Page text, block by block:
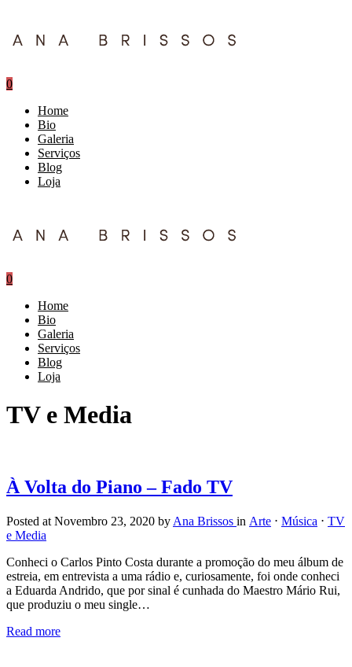
0
Home
Bio
Galeria
Serviços
Blog
Loja
0
Home
Bio
Galeria
Serviços
Blog
Loja
TV e Media
À Volta do Piano – Fado TV
Posted at Novembro 23, 2020 by Ana Brissos in Arte ⋅ Música ⋅ TV
e Media
Conheci o Carlos Pinto Costa durante a promoção do meu álbum de
estreia, em entrevista a uma rádio e, curiosamente, foi onde conheci
a Eduarda Andrido, que por sinal é cunhada do Maestro Mário Rui,
que produziu o meu single…
Read more